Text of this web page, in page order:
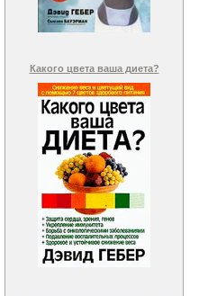
Какого цвета ваша диета?